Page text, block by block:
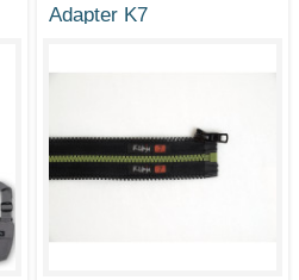
Adapter K7